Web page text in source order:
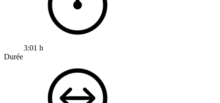
3:01 h
Durée